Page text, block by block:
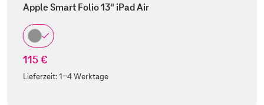
Apple Smart Folio 13" iPad Air
115 €
Lieferzeit:1-4 Werktage